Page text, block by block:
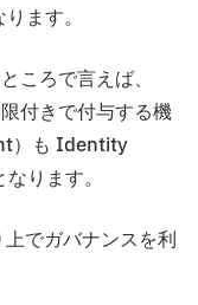
ます。
ころで言えば、
付きで付与する機
）も Identity
ります。
でガバナンスを利